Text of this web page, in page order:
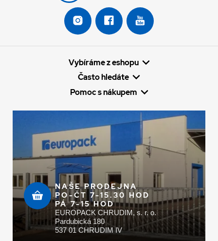
Vybíráme z eshopu
Často hledáte
Pomoc s nákupem
NAŠE PRODEJNA
PO-ČT 7-15.30 HOD
PÁ 7-15 HOD
EUROPACK CHRUDIM, s. r. o.
Pardubická 180
537 01 CHRUDIM IV